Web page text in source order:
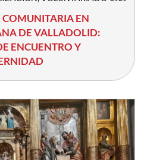
EN
DE VALLADOLID:
ENCUENTRO Y